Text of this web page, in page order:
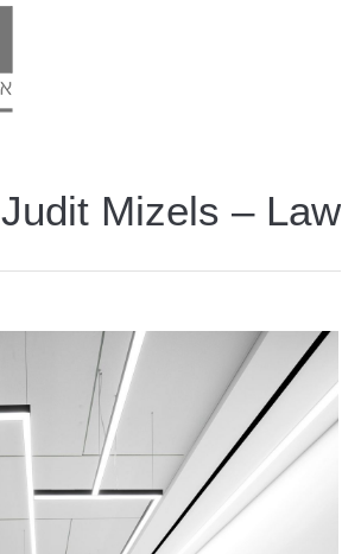
Judit Mizels – Law